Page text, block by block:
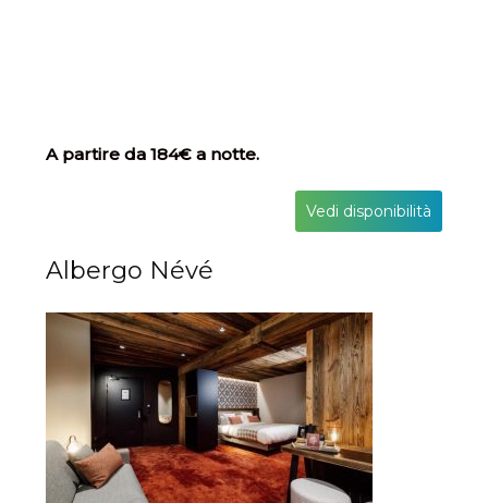
A partire da 184€ a notte.
Vedi disponibilità
Albergo Névé